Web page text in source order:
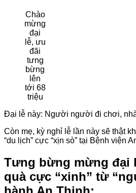
Chào
mừng
đại
lễ, ưu
đãi
tưng
bừng
lên
tới 68
triệu
Đại lễ này: Người người đi chơi,
Còn mẹ, kỳ nghỉ lễ lần này sẽ thật
“du lịch” cực “xịn sò” tại Bệnh viện
Tưng bừng mừng đại
quà cực “xinh” từ